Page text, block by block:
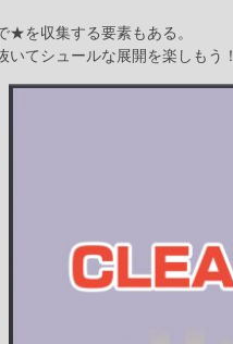
★を収集する要素もある。
てシュールな展開を楽しもう！